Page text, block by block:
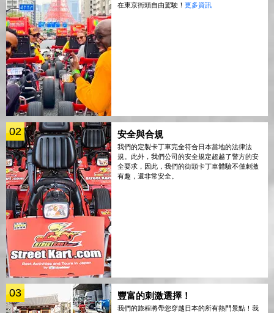
在東京街頭自由駕駛！ 更多資訊
02 安全與合規
我們的定製卡丁車完全符合日本當地的法律法
規。此外，我們公司的安全規定超越了警方的安
全要求，因此，我們的街頭卡丁車體驗不僅刺激
有趣，還非常安全。
03 豐富的刺激選擇！
我們的旅程將帶您穿越日本的所有熱門景點！我